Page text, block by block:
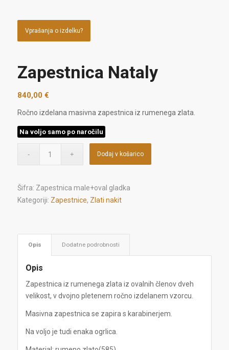
Vprašanja o izdelku?
Zapestnica Nataly
840,00 €
Ročno izdelana masivna zapestnica iz rumenega zlata.
Na voljo samo po naročilu
Dodaj v košarico
Šifra: Zapestnica male+oval gladka
Kategoriji: Zapestnice, Zlati nakit
Opis Dodatne podrobnosti
Opis
Zapestnica iz rumenega zlata iz ovalnih členov dveh
velikost, v dvojno pletenem ročno izdelanem vzorcu.
Masivna zapestnica se zapira s karabinerjem.
Na voljo je tudi enaka ogrlica.